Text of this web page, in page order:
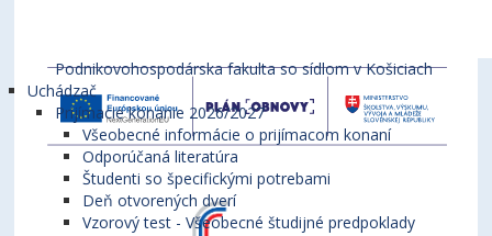
Podnikovohospodárska fakulta so sídlom v Košiciach
Uchádzač
Prijímacie konanie 2026/2027
Všeobecné informácie o prijímacom konaní
Odporúčaná literatúra
Študenti so špecifickými potrebami
Deň otvorených dverí
Vzorový test - Všeobecné študijné predpoklady